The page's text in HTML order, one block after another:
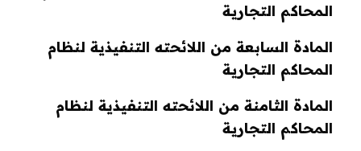
المحاكم التجارية
المادة السابعة من اللائحته التنفيذية لنظام
المحاكم التجارية
المادة الثامنة من اللائحته التنفيذية لنظام
المحاكم التجارية